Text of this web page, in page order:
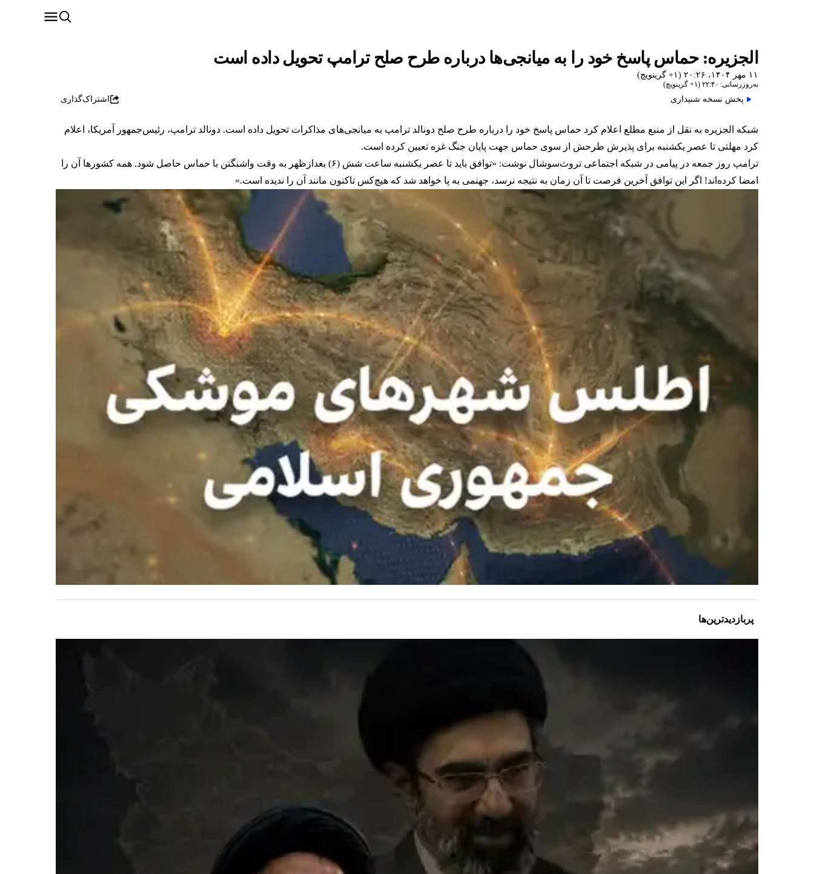
الجزیره: حماس پاسخ خود را به میانجی‌ها درباره طرح صلح ترامپ تحویل داده است
۱۱ مهر ۱۴۰۴، ۲۰:۲۶ (‎+۱ گرینویچ)
به‌روزرسانی: ۲۲:۴۰ (‎+۱ گرینویچ)
پخش نسخه شنیداری اشتراک‌گذاری
شبکه الجزیره به نقل از منبع مطلع اعلام کرد حماس پاسخ خود را درباره طرح صلح دونالد ترامپ به میانجی‌های مذاکرات تحویل داده است. دونالد ترامپ، رئیس‌جمهور آمریکا، اعلام
کرد مهلتی تا عصر یکشنبه برای پذیرش طرحش از سوی حماس جهت پایان جنگ غزه تعیین کرده است.
ترامپ روز جمعه در پیامی در شبکه‌ اجتماعی تروث‌سوشال نوشت: «توافق باید تا عصر یکشنبه ساعت شش (۶) بعدازظهر به وقت واشنگتن با حماس حاصل شود. همه کشورها آن را
امضا کرده‌اند! اگر این توافق آخرین فرصت تا آن زمان به نتیجه نرسد، جهنمی به پا خواهد شد که هیچ‌کس تاکنون مانند آن را ندیده است.»
پربازدیدترین‌ها